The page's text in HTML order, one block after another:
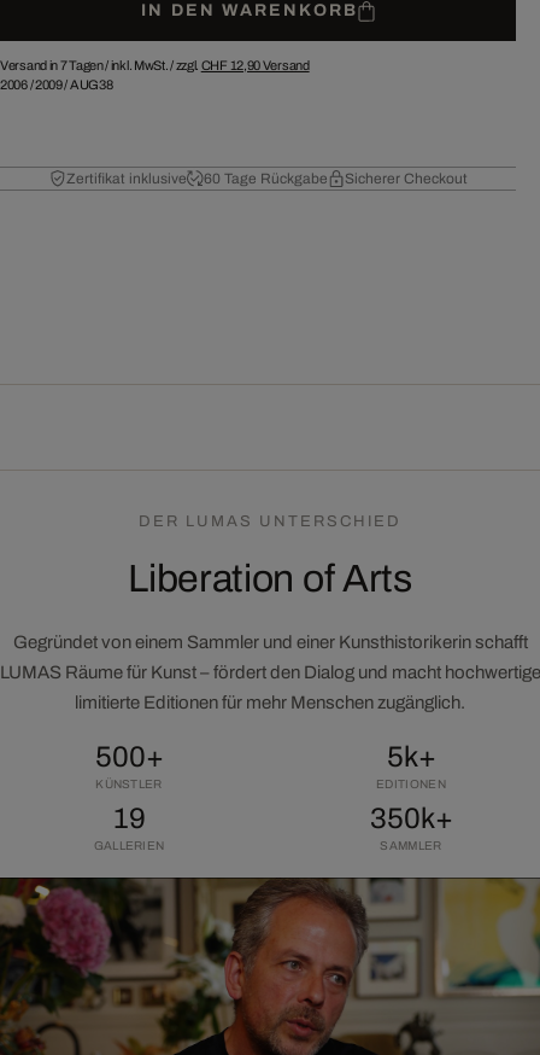
IN DEN WARENKORB
Versand in 7 Tagen /inkl. MwSt. / zzgl. CHF 12,90Versand
2006/2009/AUG38
Zertifikat inklusive 60 Tage Rückgabe Sicherer Checkout
DER LUMAS UNTERSCHIED
Liberation of Arts
Gegründet von einem Sammler und einer Kunsthistorikerin schafft
LUMAS Räume für Kunst – fördert den Dialog und macht hochwertige
limitierte Editionen für mehr Menschen zugänglich.
500+
KÜNSTLER
5k+
EDITIONEN
19
GALLERIEN
350k+
SAMMLER